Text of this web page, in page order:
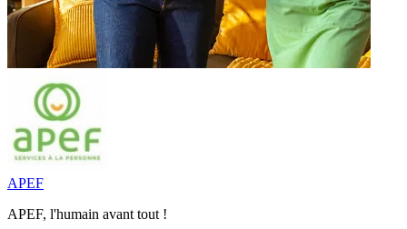
APEF
APEF, l'humain avant tout !